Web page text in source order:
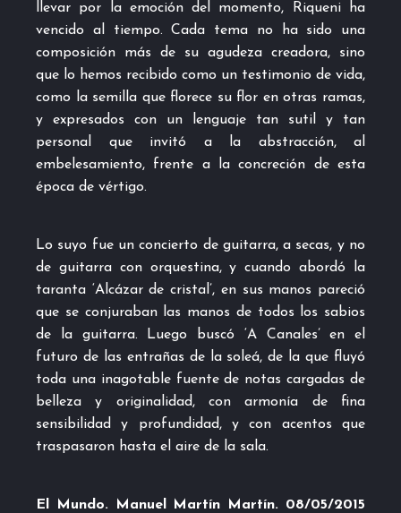
llevar por la emoción del momento, Riqueni ha
vencido al tiempo. Cada tema no ha sido una
composición más de su agudeza creadora, sino
que lo hemos recibido como un testimonio de vida,
como la semilla que florece su flor en otras ramas,
y expresados con un lenguaje tan sutil y tan
personal que invitó a la abstracción, al
embelesamiento, frente a la concreción de esta
época de vértigo.
Lo suyo fue un concierto de guitarra, a secas, y no
de guitarra con orquestina, y cuando abordó la
taranta ‘Alcázar de cristal’, en sus manos pareció
que se conjuraban las manos de todos los sabios
de la guitarra. Luego buscó ‘A Canales’ en el
futuro de las entrañas de la soleá, de la que fluyó
toda una inagotable fuente de notas cargadas de
belleza y originalidad, con armonía de fina
sensibilidad y profundidad, y con acentos que
traspasaron hasta el aire de la sala.
El Mundo. Manuel Martín Martín. 08/05/2015